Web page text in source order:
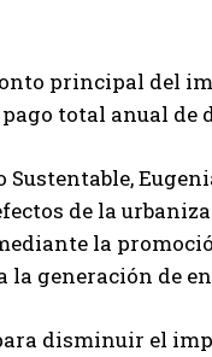
principal del
total anual de
de la
la
la generación de
disminuir el